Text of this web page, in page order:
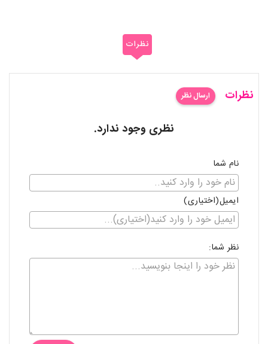
نظرات
نظرات ارسال نظر
نظری وجود ندارد.
نام شما
ایمیل(اختیاری)
نظر شما: